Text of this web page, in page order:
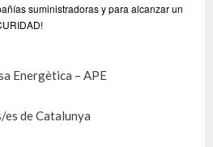
suministradoras y para alcanzar un
Energètica – APE
de Catalunya